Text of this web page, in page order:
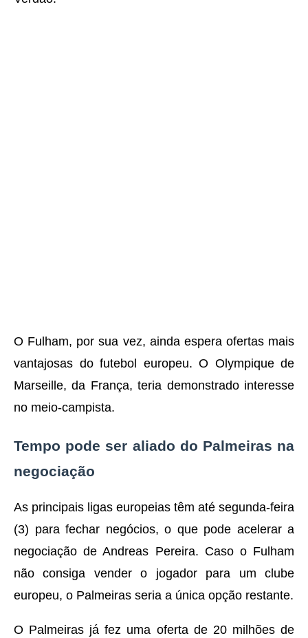
O Fulham, por sua vez, ainda espera ofertas mais
vantajosas do futebol europeu. O Olympique de
Marseille, da França, teria demonstrado interesse
no meio-campista.
Tempo pode ser aliado do Palmeiras na
negociação
As principais ligas europeias têm até segunda-feira
(3) para fechar negócios, o que pode acelerar a
negociação de Andreas Pereira. Caso o Fulham
não consiga vender o jogador para um clube
europeu, o Palmeiras seria a única opção restante.
O Palmeiras já fez uma oferta de 20 milhões de